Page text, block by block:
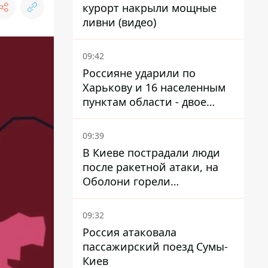
курорт накрыли мощные
ливни (видео)
09:42
Россияне ударили по
Харькову и 16 населенным
пунктам области - двое
погибших
09:39
В Киеве пострадали люди
после ракетной атаки, на
Оболони горели
резервуары с топливом
09:32
Россия атаковала
пассажирский поезд Сумы-
Киев